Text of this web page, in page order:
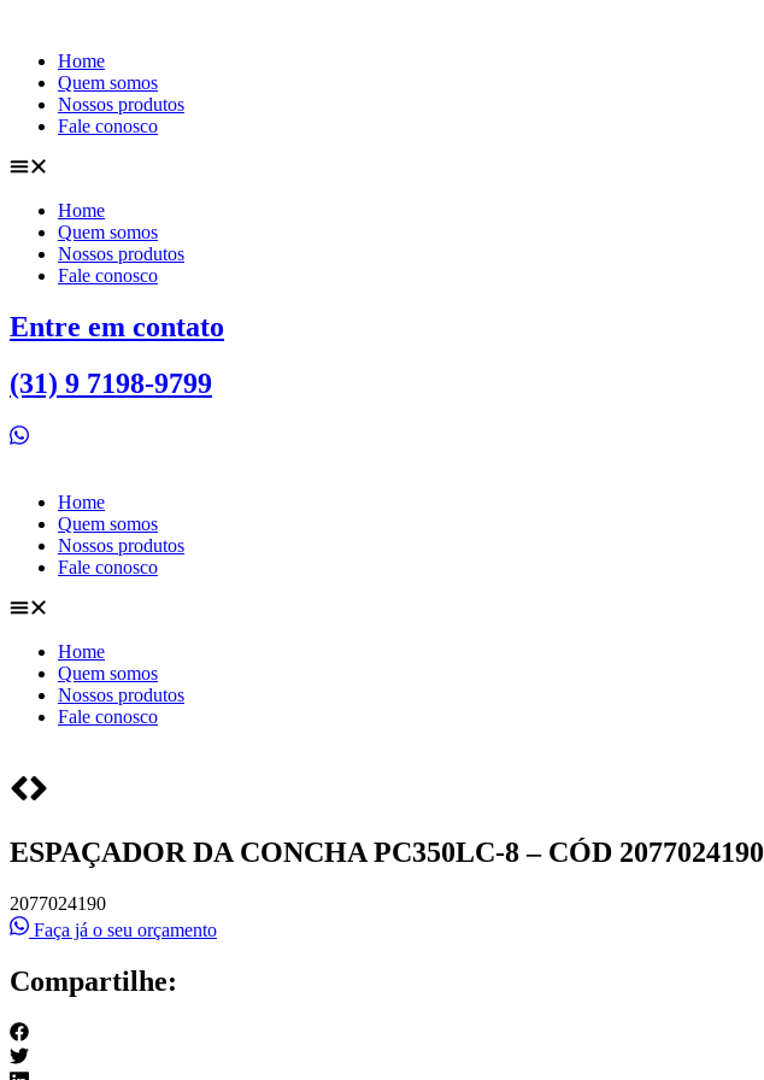
conteúdo
Home
Quem somos
Nossos produtos
Fale conosco
Home
Quem somos
Nossos produtos
Fale conosco
Entre em contato
(31) 9 7198-9799
Home
Quem somos
Nossos produtos
Fale conosco
Home
Quem somos
Nossos produtos
Fale conosco
ESPAÇADOR DA CONCHA PC350LC-8 – CÓD 2077024190
2077024190
Faça já o seu orçamento
Compartilhe: